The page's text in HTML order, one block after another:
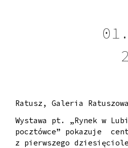
Ratusz, Galeria Ratuszowa
Wystawa pt. „Rynek w
pocztówce” pokazuje
z pierwszego